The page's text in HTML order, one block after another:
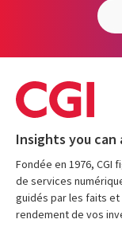
Insights you can
Fondée en 1976,
de services
guidés par les faits et
rendement de vos